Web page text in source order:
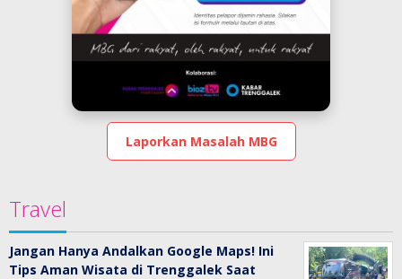
Laporkan Masalah MBG
Travel
Jangan Hanya Andalkan Google Maps! Ini
Tips Aman Wisata di Trenggalek Saat